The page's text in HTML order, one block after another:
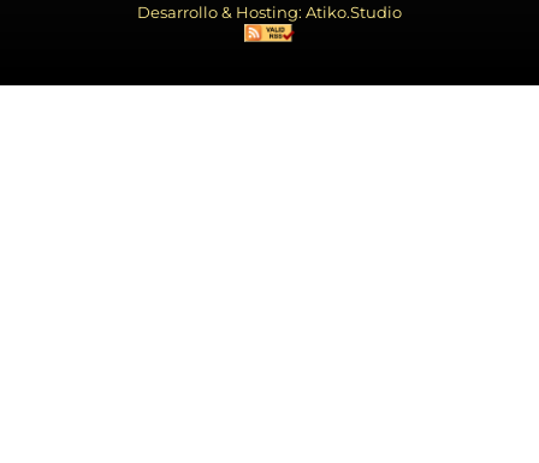
Desarrollo & Hosting: Atiko.Studio